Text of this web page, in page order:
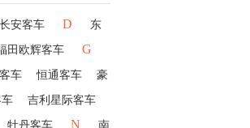
长安客车 D 东
田欧辉客车 G
车 恒通客车 豪
吉利星际客车
牡丹客车 N 南